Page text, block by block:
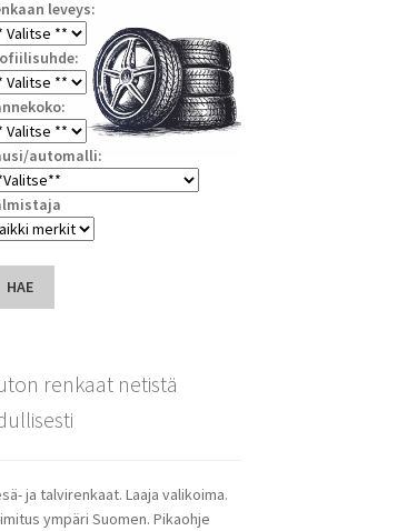
leveys:
automalli:
HAE
renkaat netistä
ja talvirenkaat. Laaja valikoima.
ympäri Suomen. Pikaohje